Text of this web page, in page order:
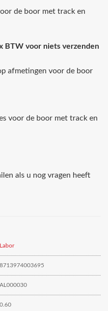
de boor met track en
BTW voor niets verzenden
afmetingen voor de boor
voor de boor met track en
als u nog vragen heeft
Labor
8713974003695
AL000030
0.60